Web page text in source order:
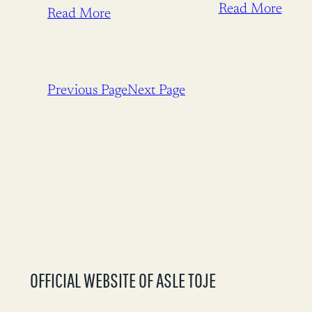
Read More
for svake.
Read More
Previous PageNext Page
OFFICIAL WEBSITE OF ASLE TOJE